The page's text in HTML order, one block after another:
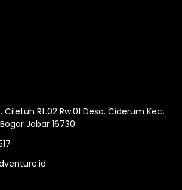
Ciletuh Rt.02 Rw.01 Desa. Ciderum Kec.
Jabar 16730